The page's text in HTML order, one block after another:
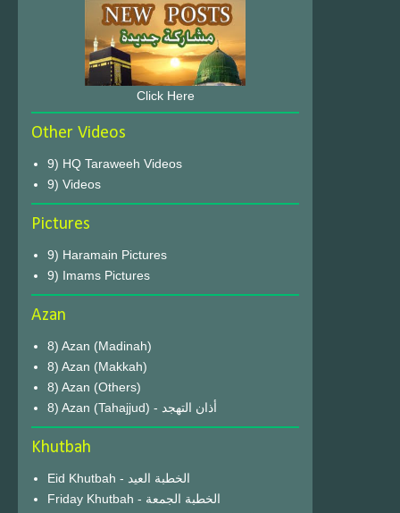
Click Here
Other Videos
9) HQ Taraweeh Videos
9) Videos
Pictures
9) Haramain Pictures
9) Imams Pictures
Azan
8) Azan (Madinah)
8) Azan (Makkah)
8) Azan (Others)
8) Azan (Tahajjud) - أذان التهجد
Khutbah
Eid Khutbah - الخطبة العيد
Friday Khutbah - الخطبة الجمعة